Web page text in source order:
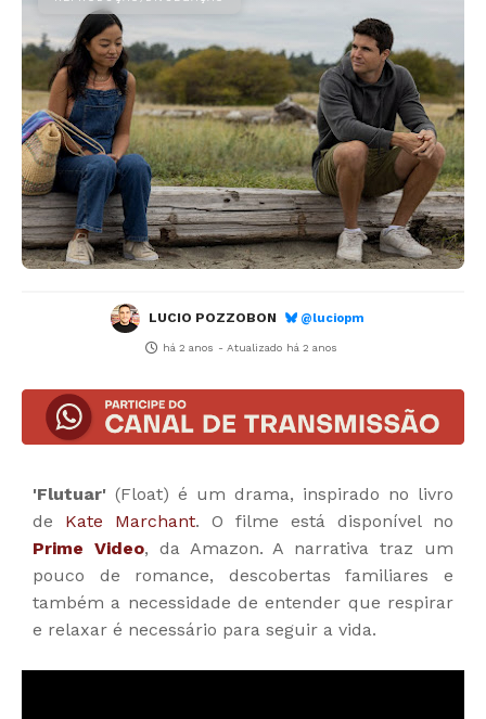
LUCIO POZZOBON @luciopm
há 2 anos - Atualizado há 2 anos
'Flutuar' (Float) é um drama, inspirado no livro
de Kate Marchant. O filme está disponível no
Prime Video, da Amazon. A narrativa traz um
pouco de romance, descobertas familiares e
também a necessidade de entender que respirar
e relaxar é necessário para seguir a vida.